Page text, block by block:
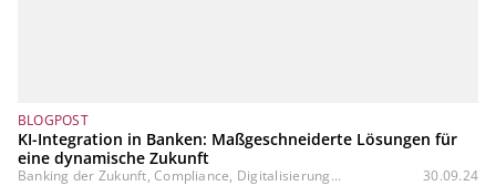
BLOGPOST
KI-Integration in Banken: Maßgeschneiderte Lösungen für
eine dynamische Zukunft
Banking der Zukunft, Compliance, Digitalisierung... 30.09.24